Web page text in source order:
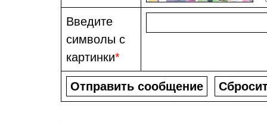
Введите
символы с
картинки*